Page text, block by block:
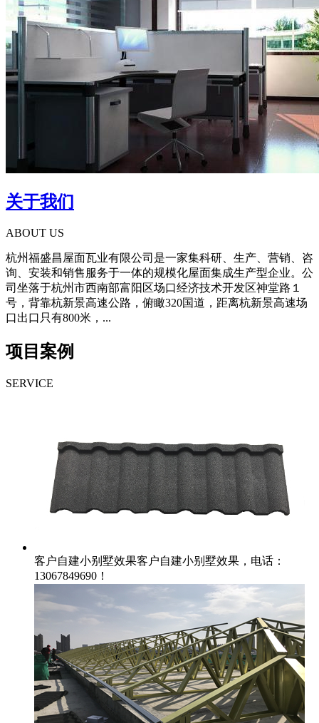
关于我们
ABOUT US
杭州福盛昌屋面瓦业有限公司是一家集科研、生产、营销、咨
询、安装和销售服务于一体的规模化屋面集成生产型企业。公
司坐落于杭州市西南部富阳区场口经济技术开发区神堂路１
号，背靠杭新景高速公路，俯瞰320国道，距离杭新景高速场
口出口只有800米，...
项目案例
SERVICE
客户自建小别墅效果客户自建小别墅效果，电话：
13067849690！